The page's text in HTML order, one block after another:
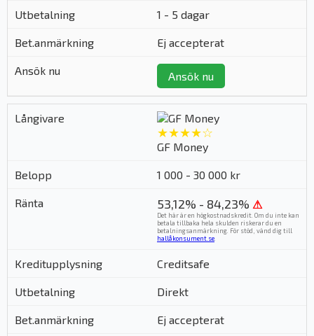
1 - 5 dagar
Ej accepterat
Ansök nu
★★★★☆
GF Money
1 000 - 30 000 kr
53,12% - 84,23% ⚠
Det här är en högkostnadskredit. Om du inte kan
betala tillbaka hela skulden riskerar du en
betalningsanmärkning. För stöd, vänd dig till
hallåkonsument.se
Creditsafe
Direkt
Ej accepterat